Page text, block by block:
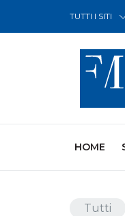
TUTTI I SITI
HOME
Tutti